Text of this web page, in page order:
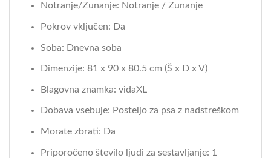
Notranje/Zunanje: Notranje / Zunanje
Pokrov vključen: Da
Soba: Dnevna soba
Dimenzije: 81 x 90 x 80.5 cm (Š x D x V)
Blagovna znamka: vidaXL
Dobava vsebuje: Posteljo za psa z nadstreškom
Morate zbrati: Da
Priporočeno število ljudi za sestavljanje: 1